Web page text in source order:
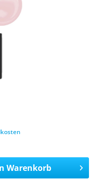
Warenkorb